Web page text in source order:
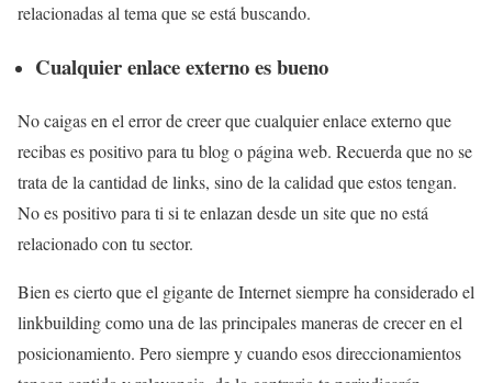
relacionadas al tema que se está buscando.
Cualquier enlace externo es bueno
No caigas en el error de creer que cualquier enlace externo que
recibas es positivo para tu blog o página web. Recuerda que no se
trata de la cantidad de links, sino de la calidad que estos tengan.
No es positivo para ti si te enlazan desde un site que no está
relacionado con tu sector.
Bien es cierto que el gigante de Internet siempre ha considerado el
linkbuilding como una de las principales maneras de crecer en el
posicionamiento. Pero siempre y cuando esos direccionamientos